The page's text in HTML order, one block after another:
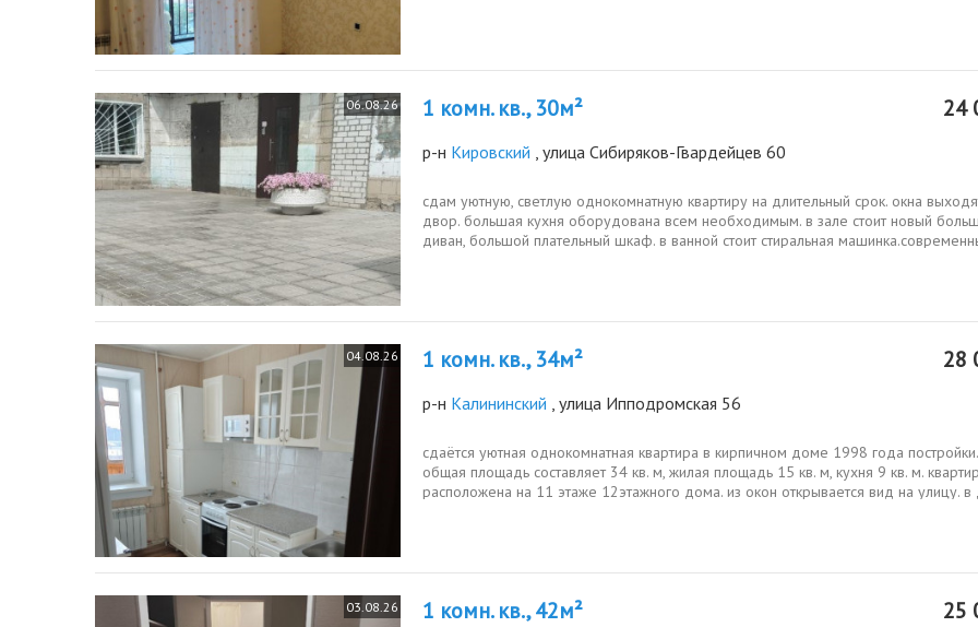
06.08.26 1 комн. кв., 30м² 24
р-н Кировский , улица Сибиряков-Гвардейцев 60
сдам уютную, светлую однокомнатную квартиру на длительный срок. окна
двор. большая кухня оборудована всем необходимым. в зале стоит новый
диван, большой плательный шкаф. в ванной стоит стиральная
04.08.26 1 комн. кв., 34м² 28
р-н Калининский , улица Ипподромская 56
сдаётся уютная однокомнатная квартира в кирпичном доме 1998 года постройки.
общая площадь составляет 34 кв. м, жилая площадь 15 кв. м, кухня 9 кв. м.
расположена на 11 этаже 12этажного дома. из окон открывается вид на улицу.
03.08.26 1 комн. кв., 42м² 25